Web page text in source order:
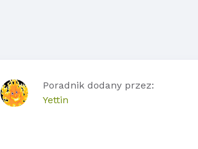
Poradnik dodany przez:
Yettin